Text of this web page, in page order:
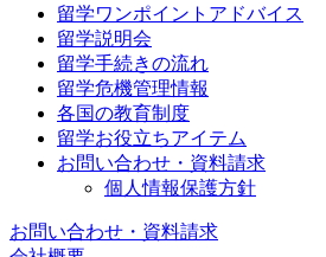
留学ワンポイントアドバイス
留学説明会
留学手続きの流れ
留学危機管理情報
各国の教育制度
留学お役立ちアイテム
お問い合わせ・資料請求
個人情報保護方針
お問い合わせ・資料請求